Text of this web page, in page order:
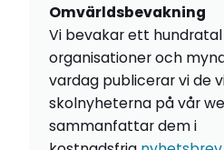
Omvärldsbevakning
Vi bevakar ett
organisationer och
vardag publicerar vi de
skolnyheterna på vår
sammanfattar dem i